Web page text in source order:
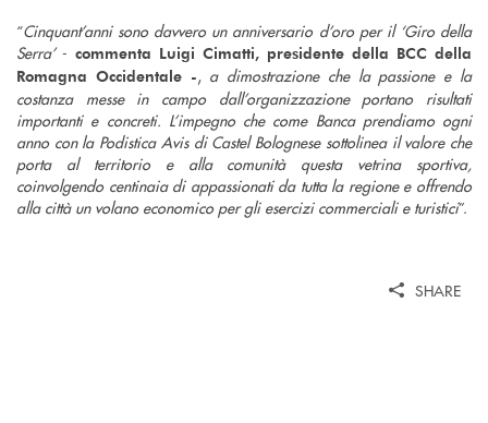
“Cinquant’anni sono davvero un anniversario d’oro per il ‘Giro della
Serra’- commenta Luigi Cimatti, presidente della BCC della
Romagna Occidentale -, a dimostrazione che la passione e la
costanza messe in campo dall’organizzazione portano risultati
importanti e concreti. L’impegno che come Banca prendiamo ogni
anno con la Podistica Avis di Castel Bolognese sottolinea il valore che
porta al territorio e alla comunità questa vetrina sportiva,
coinvolgendo centinaia di appassionati da tutta la regione e offrendo
alla città un volano economico per gli esercizi commerciali e turistici”.
SHARE